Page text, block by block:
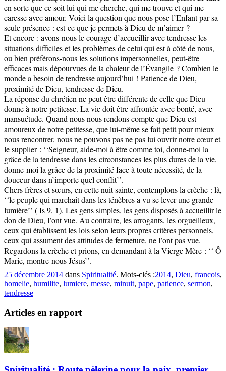
en sorte que ce soit lui qui me cherche, qui me trouve et qui me
caresse avec amour. Voici la question que nous pose l’Enfant par sa
seule présence : est-ce que je permets à Dieu de m’aimer ?
Et encore : avons-nous le courage d’accueillir avec tendresse les
situations difficiles et les problèmes de celui qui est à côté de nous,
ou bien préférons-nous les solutions impersonnelles, peut-être
efficaces mais dépourvues de la chaleur de l’Évangile ? Combien le
monde a besoin de tendresse aujourd’hui ! Patience de Dieu,
proximité de Dieu, tendresse de Dieu.
La réponse du chrétien ne peut être différente de celle que Dieu
donne à notre petitesse. La vie doit être affrontée avec bonté, avec
mansuétude. Quand nous nous rendons compte que Dieu est
amoureux de notre petitesse, que lui-même se fait petit pour mieux
nous rencontrer, nous ne pouvons pas ne pas lui ouvrir notre cœur et
le supplier : ‘‘Seigneur, aide-moi à être comme toi, donne-moi la
grâce de la tendresse dans les circonstances les plus dures de la vie,
donne-moi la grâce de la proximité face à toute nécessité, de la
douceur dans n’importe quel conflit’’.
Chers frères et sœurs, en cette nuit sainte, contemplons la crèche : là,
‘‘le peuple qui marchait dans les ténèbres a vu se lever une grande
lumière’’ ( Is 9, 1). Les gens simples, les gens disposés à accueillir le
don de Dieu, l’ont vue. Au contraire, les arrogants, les orgueilleux,
ceux qui établissent les lois selon leurs propres critères personnels,
ceux qui assument des attitudes de fermeture, ne l’ont pas vue.
Regardons la crèche et prions, en demandant à la Vierge Mère : ‘‘ Ô
Marie, montre-nous Jésus’’.
25 décembre 2014 dans Spiritualité. Mots-clés :2014, Dieu, francois,
homelie, humilite, lumiere, messe, minuit, pape, patience, sermon,
tendresse
Articles en rapport